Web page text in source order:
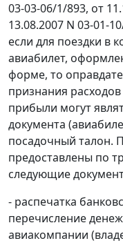
03-03-06/1/893, от
13.08.2007 N 03-01-
если для поездки в
авиабилет,
форме, то
признания
прибыли могут
документа
посадочный талон.
предоставлены по
следующие
- распечатка
перечисление
авиакомпании